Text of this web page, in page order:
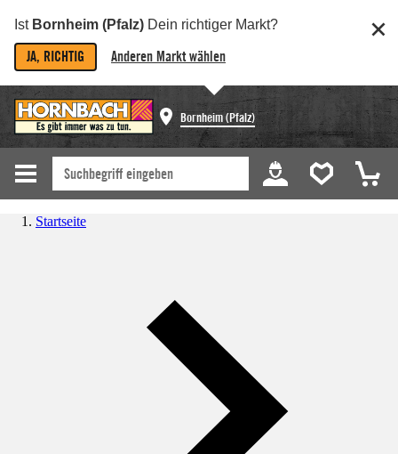
Ist Bornheim (Pfalz) Dein richtiger Markt?
JA, RICHTIG Anderen Markt wählen
Bornheim (Pfalz)
Startseite